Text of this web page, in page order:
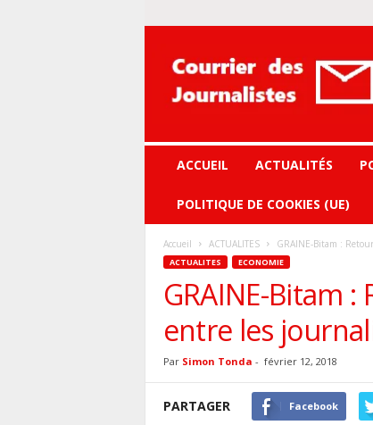
journalistes
ACCUEIL ACTUALITÉS
POLITIQUE DE COOKIES (UE)
Accueil ACTUALITES GRAINE-Bitam :
ACTUALITES ECONOMIE
GRAINE-Bitam
entre les
Par Simon Tonda - février 12, 2018
PARTAGER Facebook